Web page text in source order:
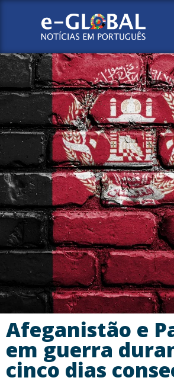
Afeganistão e
em guerra
cinco dias